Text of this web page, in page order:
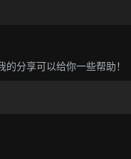
分享可以给你一些帮助！